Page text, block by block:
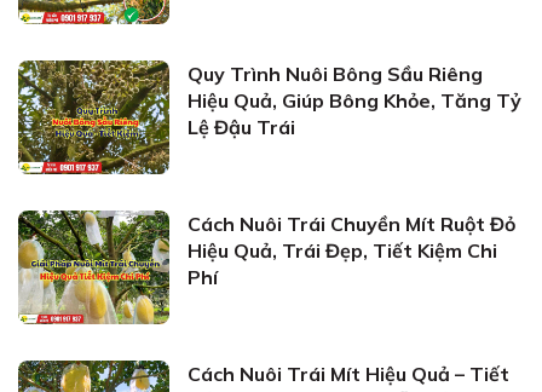
Quy Trình Nuôi Bông Sầu Riêng
Hiệu Quả, Giúp Bông Khỏe, Tăng Tỷ
Lệ Đậu Trái
Cách Nuôi Trái Chuyền Mít Ruột Đỏ
Hiệu Quả, Trái Đẹp, Tiết Kiệm Chi
Phí
Cách Nuôi Trái Mít Hiệu Quả – Tiết